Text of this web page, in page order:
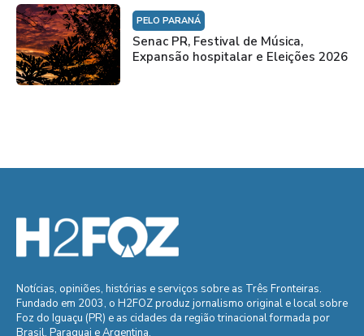
PELO PARANÁ
Senac PR, Festival de Música,
Expansão hospitalar e Eleições 2026
Notícias, opiniões, histórias e serviços sobre as Três Fronteiras.
Fundado em 2003, o H2FOZ produz jornalismo original e local sobre
Foz do Iguaçu (PR) e as cidades da região trinacional formada por